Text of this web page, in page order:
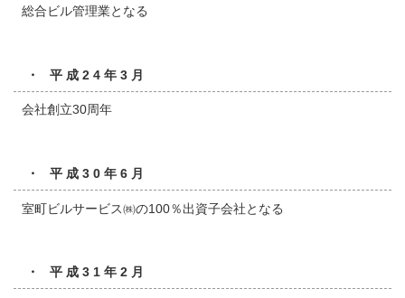
総合ビル管理業となる
・ 平成24年3月
会社創立30周年
・ 平成30年6月
室町ビルサービス㈱の100％出資子会社となる
・ 平成31年2月